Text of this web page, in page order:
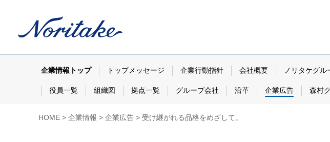
企業情報トップ トップメッセージ 企業行動指針 会社概要 ノリタケグル
役員一覧 組織図 拠点一覧 グループ会社 沿革 企業広告 森村
HOME 企業情報 企業広告 受け継がれる品格をめざして。